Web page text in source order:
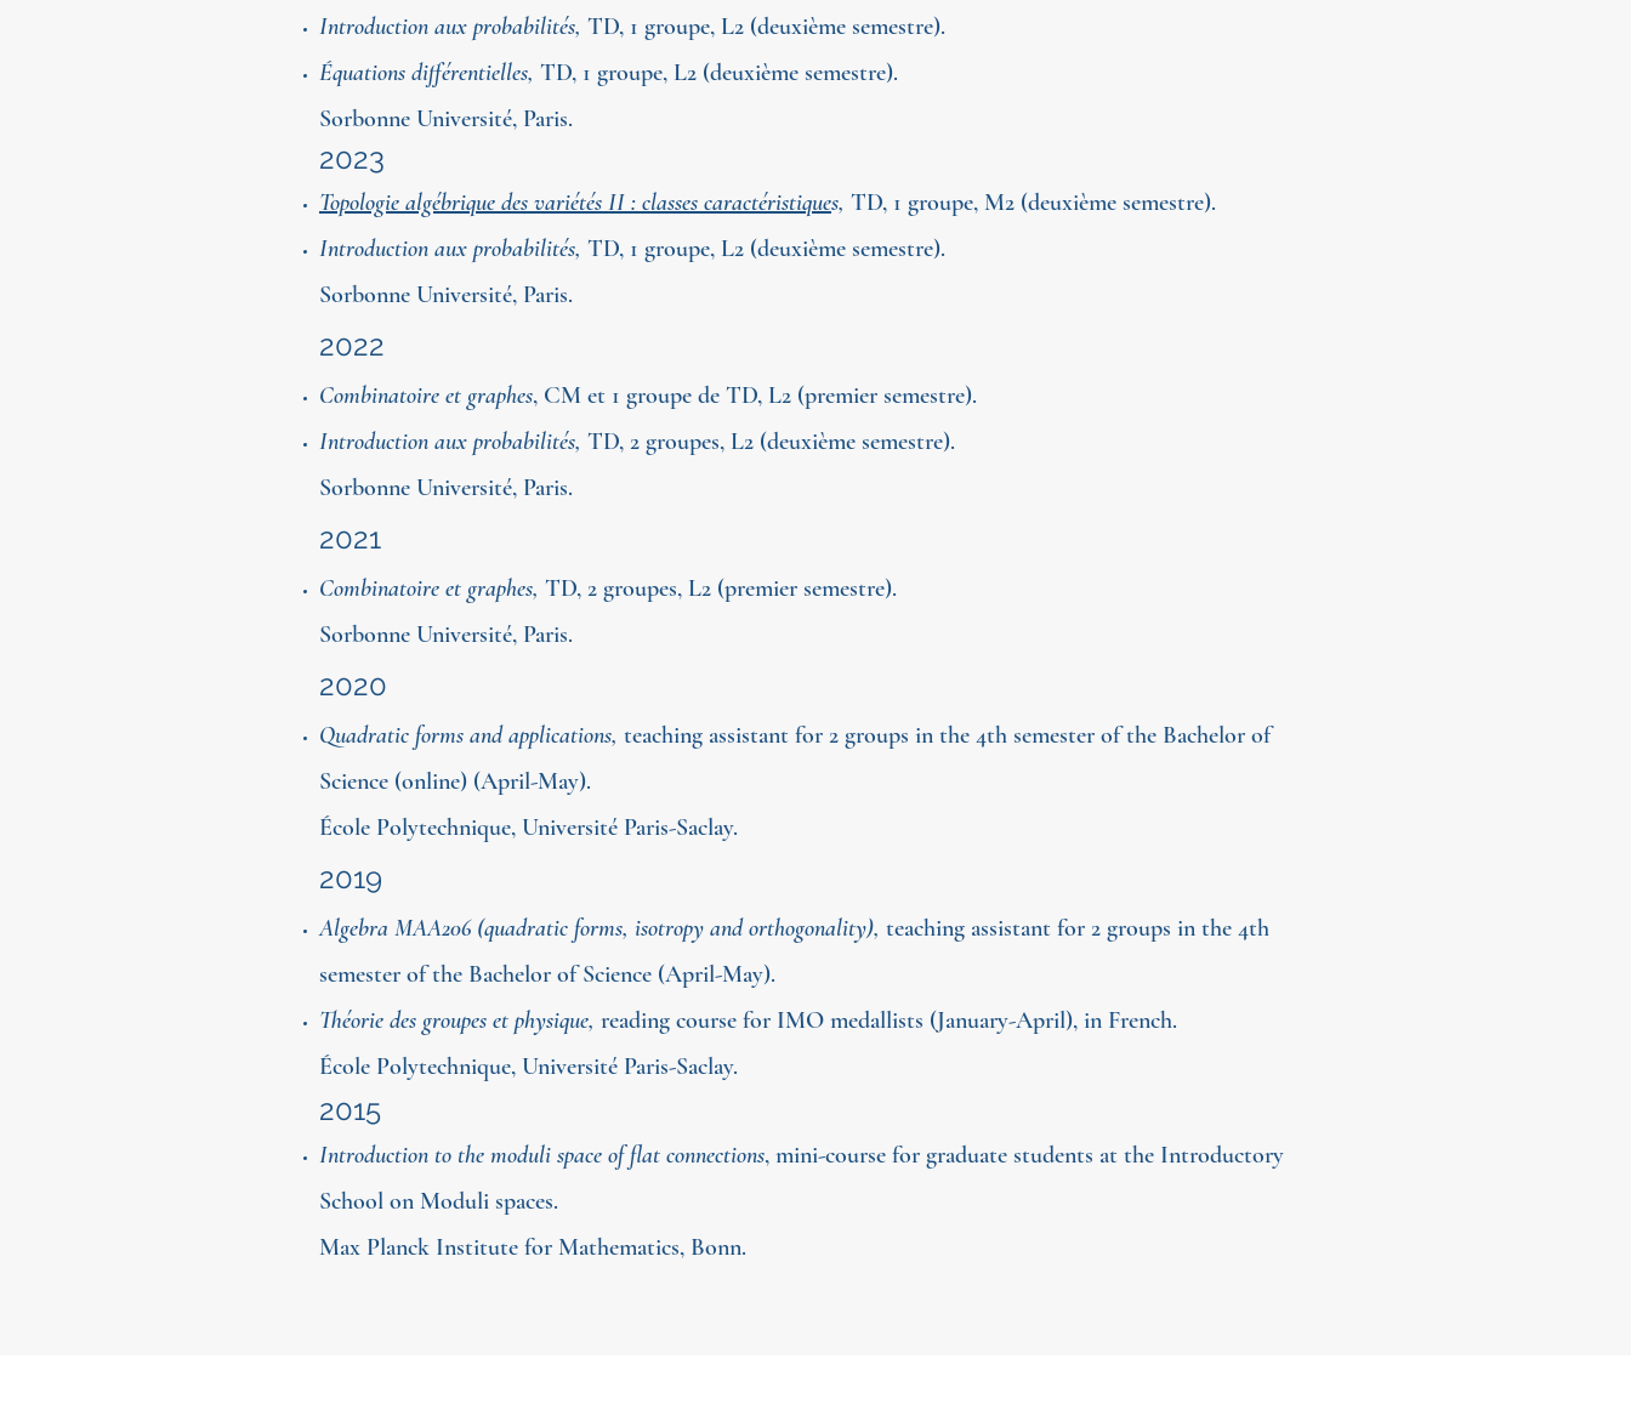
Introduction aux probabilités, TD, 1 groupe, L2 (deuxième semestre).
Équations différentielles, TD, 1 groupe, L2 (deuxième semestre).
Sorbonne Université, Paris.
2023
Topologie algébrique des variétés II : classes caractéristiques, TD, 1 groupe, M2 (deuxième semestre).
Introduction aux probabilités, TD, 1 groupe, L2 (deuxième semestre).
Sorbonne Université, Paris.
2022
Combinatoire et graphes, CM et 1 groupe de TD, L2 (premier semestre).
Introduction aux probabilités, TD, 2 groupes, L2 (deuxième semestre).
Sorbonne Université, Paris.
2021
Combinatoire et graphes, TD, 2 groupes, L2 (premier semestre).
Sorbonne Université, Paris.
2020
Quadratic forms and applications, teaching assistant for 2 groups in the 4th semester of the Bachelor of
Science (online) (April-May).
​École Polytechnique, Université Paris-Saclay.
2019
Algebra MAA206 (quadratic forms, isotropy and orthogonality), teaching assistant for 2 groups in the 4th
semester of the Bachelor of Science (April-May).
Théorie des groupes et physique, reading course for IMO medallists (January-April), in French.
​École Polytechnique, Université Paris-Saclay.
2015
Introduction to the moduli space of flat connections, mini-course for graduate students at the Introductory
School on Moduli spaces.
Max Planck Institute for Mathematics, Bonn.